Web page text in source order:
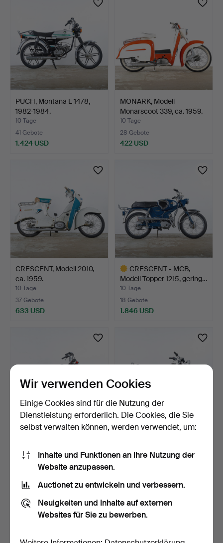
PUCH, Montana L 1478,
1982-1984.
10 Tage
41 Gebote
1.424 USD
MONARK, Modell
Monarscoot 339, ca. 1959.
10 Tage
28 Gebote
422 USD
CRESCENT, Modell 2010,
ca. 1959.
10 Tage
37 Gebote
633 USD
CRESCENT - MCB,
Modell Topper 1215, gering…
10 Tage
18 Gebote
1.846 USD
10 Tage
19 Gebote
10 Tage
Wir verwenden Cookies
Einige Cookies sind für die Nutzung der
Dienstleistung erforderlich. Die Cookies, die Sie
selbst verwalten können, werden verwendet, um:
Inhalte und Funktionen an Ihre Nutzung der
Website anzupassen.
Auctionet zu entwickeln und verbessern.
Neuigkeiten und Inhalte auf externen
Websites für Sie zu bewerben.